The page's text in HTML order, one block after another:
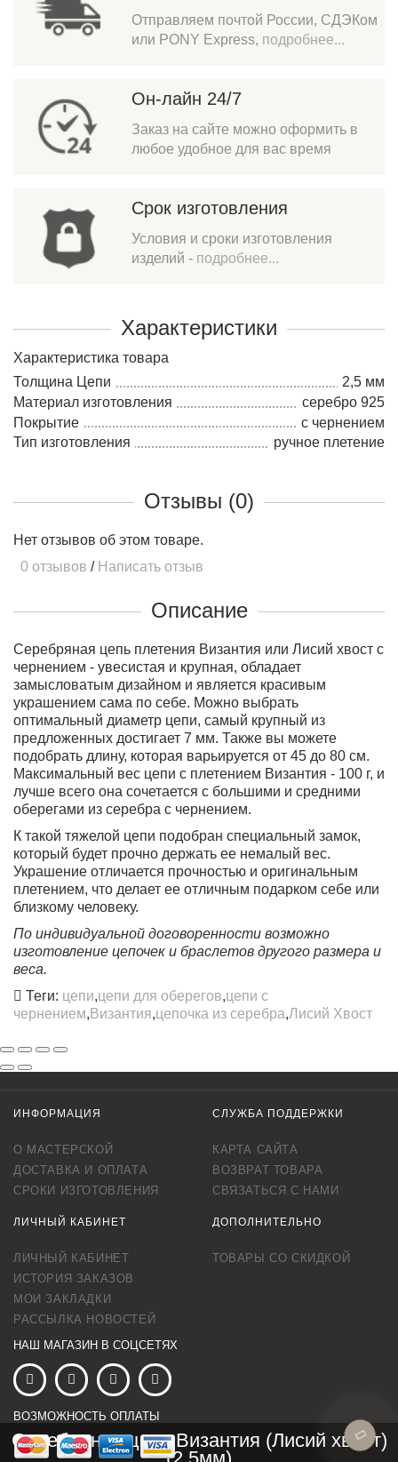
Отправляем почтой России, СДЭКом
или PONY Express, подробнее...
Он-лайн 24/7
Заказ на сайте можно оформить в
любое удобное для вас время
Срок изготовления
Условия и сроки изготовления
изделий - подробнее...
Характеристики
Характеристика товара
Толщина Цепи
2,5 мм
Материал изготовления
серебро 925
Покрытие
с чернением
Тип изготовления
ручное плетение
Отзывы (0)
Нет отзывов об этом товаре.
0 отзывов / Написать отзыв
Описание
Серебряная цепь плетения Византия или Лисий хвост с
чернением - увесистая и крупная, обладает
замысловатым дизайном и является красивым
украшением сама по себе. Можно выбрать
оптимальный диаметр цепи, самый крупный из
предложенных достигает 7 мм. Также вы можете
подобрать длину, которая варьируется от 45 до 80 см.
Максимальный вес цепи с плетением Византия - 100 г, и
лучше всего она сочетается с большими и средними
оберегами из серебра с чернением.
К такой тяжелой цепи подобран специальный замок,
который будет прочно держать ее немалый вес.
Украшение отличается прочностью и оригинальным
плетением, что делает ее отличным подарком себе или
близкому человеку.
По индивидуальной договоренности возможно
изготовление цепочек и браслетов другого размера и
веса.
Теги: цепи,цепи для оберегов,цепи с
чернением, Византия,цепочка из серебра,Лисий Хвост
Серебряная цепь Византия (Лисий хвост)
ИНФОРМАЦИЯ
О МАСТЕРСКОЙ
ДОСТАВКА И ОПЛАТА
СРОКИ ИЗГОТОВЛЕНИЯ
СЛУЖБА ПОДДЕРЖКИ
КАРТА САЙТА
ВОЗВРАТ ТОВАРА
СВЯЗАТЬСЯ С НАМИ
ЛИЧНЫЙ КАБИНЕТ
ЛИЧНЫЙ КАБИНЕТ
ИСТОРИЯ ЗАКАЗОВ
МОИ ЗАКЛАДКИ
РАССЫЛКА НОВОСТЕЙ
ДОПОЛНИТЕЛЬНО
ТОВАРЫ СО СКИДКОЙ
НАШ МАГАЗИН В СОЦСЕТЯХ
ВОЗМОЖНОСТЬ ОПЛАТЫ